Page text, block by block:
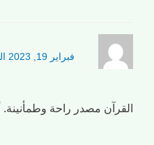
فبراير 19, 2023 الساعة 2:40 م
القرآن مصدر راحة وطمأنينة.